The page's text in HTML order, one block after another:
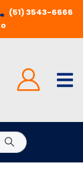
(51) 3543-6666